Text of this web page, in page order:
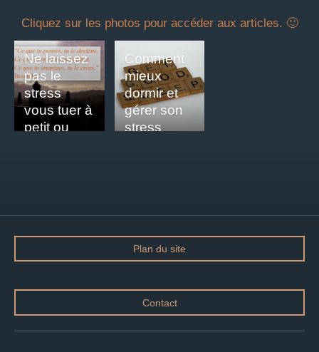
Cliquez sur les photos pour accéder aux articles. 🙂
Ne laissez
pas le
stress
vous tuer à
petit ou
Comment
mieux
dormir et
gérer son
stress
Plan du site
Contact